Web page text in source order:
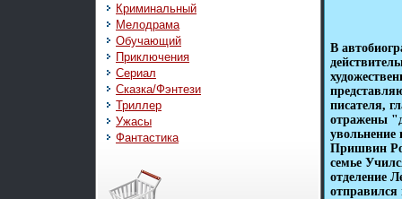
Криминальный
Мелодрама
Обучающий
Приключения
Сериал
Сказка/Фэнтези
Триллер
Ужасы
Фантастика
В
писателя,
отражены
Пришвин
семье
отделение
отправился